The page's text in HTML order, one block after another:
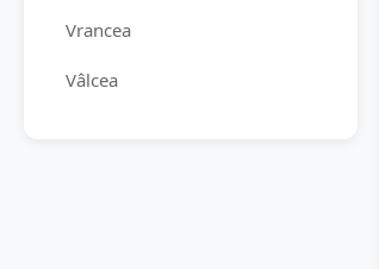
Vrancea
Vâlcea